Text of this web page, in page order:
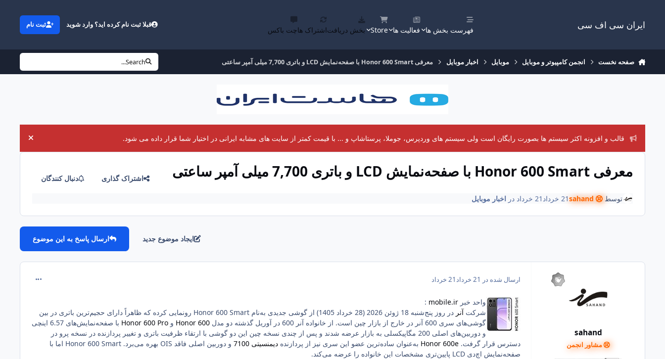
ایران سی اف سی فهرست بخش ها فعالیت ها Store بخش دریافتاشتراک هاچت باکس
قبلا ثبت نام کرده اید؟ وارد شوید ثبت نام
صفحه نخست انجمن کامپیوتر و موبایل موبایل اخبار موبایل معرفی Honor 600 Smart با صفحه‌نمایش LCD و باتری 7,700 میلی آمپر ساعتی Search...
قالب و افزونه اکثر سیستم ها بصورت رایگان است ولی سیستم های وردپرس، جوملا، پرستاشاپ و ... با قیمت کمتر از سایت های مشابه ایرانی در اختیار شما قرار داده می شود.
معرفی Honor 600 Smart با صفحه‌نمایش LCD و باتری 7,700 میلی آمپر ساعتی اشتراک گذاری دنبال کنندگان
توسط sahand 21 خرداد 21 خرداد در اخبار موبایل
ایجاد موضوع جدید ارسال پاسخ به این موضوع
sahand
مشاور انجمن
ارسال شده در 21 خرداد 21 خرداد
واحد خبر mobile.ir
:
شرکتآنر
در روز پنج‌شنبه 18 ژوئن 2026 (28 خرداد 1405) از گوشی جدیدی به‌نام Honor 600 Smart رونمایی کرده که ظاهراً دارای حجیم‌ترین باتری در بین
گوشی‌های سری 600 آنر در خارج از بازار چین است. از خانواده آنر 600 در آوریل گذشته دو مدل
Honor 600 و Honor 600 Pro
با صفحه‌نمایش‌های 6.57 اینچی
و دوربین‌های اصلی 200 مگاپیکسلی به بازار عرضه شدند و پس از چندی نسخه چین این دو گوشی با ارتقاء ظرفیت باتری و تغییر پردازنده در نسخه پرو در
دسترس قرار گرفت. Honor 600e به‌عنوان ساده‌ترین عضو این سری نیز از پردازنده دیمنسیتی 7100
و دوربین اصلی فاقد OIS‌ بهره می‌برد. Honor 600 Smart اما با
صفحه‌نمایش اچ‌دی LCD پایین‌تری مشخصات این خانواده را عرضه می‌کند.